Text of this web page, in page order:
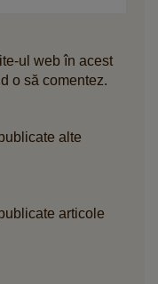
ul web în acest
o să comentez.
alte
articole